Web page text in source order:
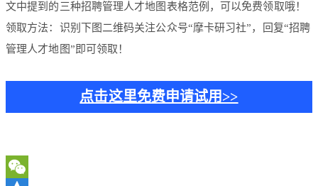
文中提到的三种招聘管理人才地图表格范例，可以免费领取哦！
领取方法：识别下图二维码关注公众号“摩卡研习社”，回复“招聘
管理人才地图”即可领取！
点击这里免费申请试用>>